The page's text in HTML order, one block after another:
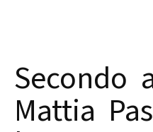
Secondo
Mattia